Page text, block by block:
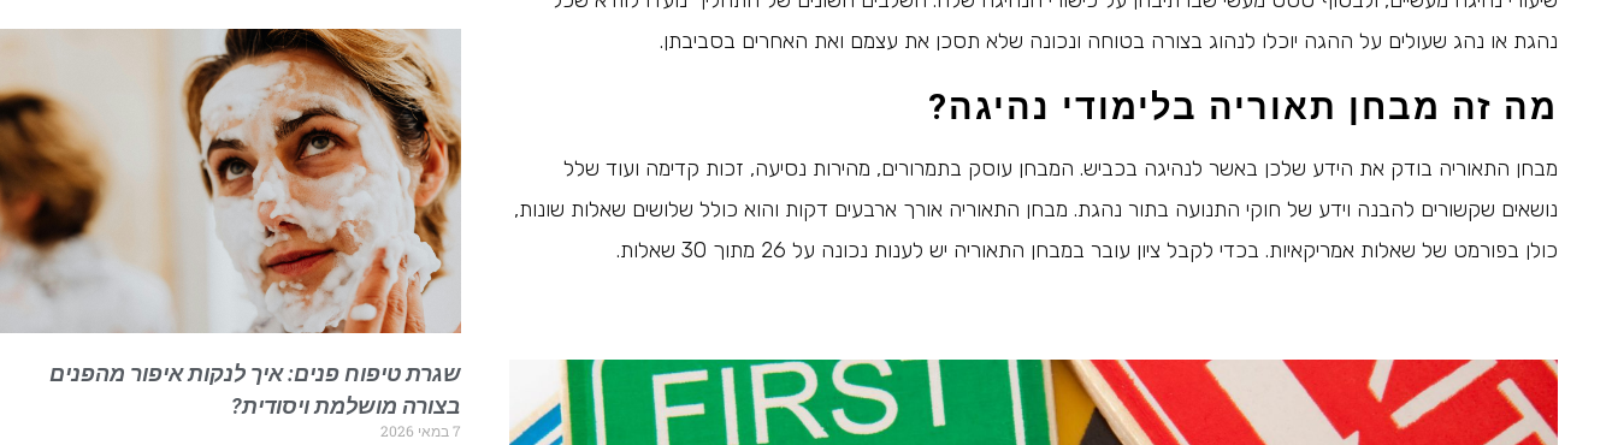
נהגת או נהג שעולים על ההגה יוכלו לנהוג בצורה בטוחה ונכונה שלא תסכן את עצמם ואת האחרים בסביבתן.
מה זה מבחן תאוריה בלימודי נהיגה?
מבחן התאוריה בודק את הידע שלכן באשר לנהיגה בכביש. המבחן עוסק בתמרורים, מהירות נסיעה, זכות קדימה ועוד שלל
נושאים שקשורים להבנה וידע של חוקי התנועה בתור נהגת. מבחן התאוריה אורך ארבעים דקות והוא כולל שלושים שאלות שונות,
כולן בפורמט של שאלות אמריקאיות. בכדי לקבל ציון עובר במבחן התאוריה יש לענות נכונה על 26 מתוך 30 שאלות.
שגרת טיפוח פנים: איך לנקות איפור מהפנים
בצורה מושלמת ויסודית?
7 במאי 2026